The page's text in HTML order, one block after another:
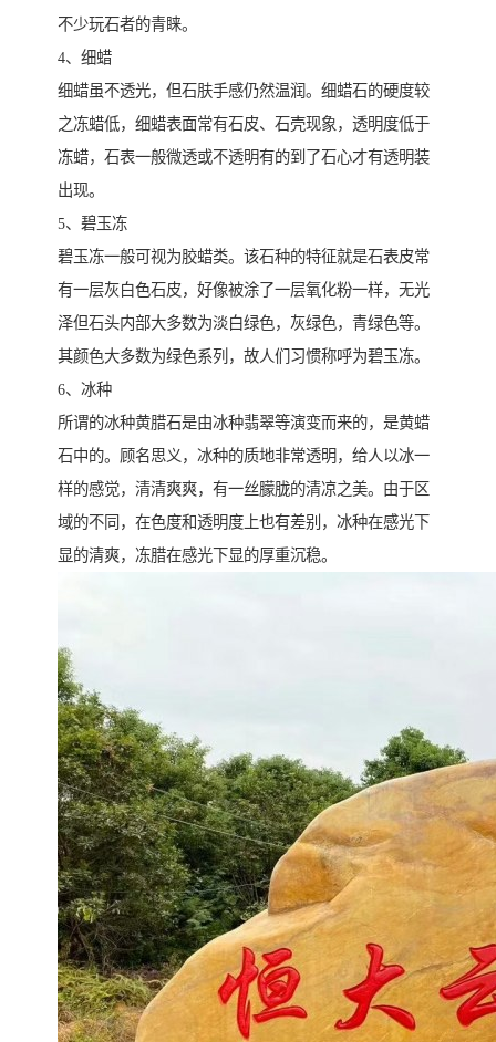
不少玩石者的青睐。
4、细蜡
细蜡虽不透光，但石肤手感仍然温润。细蜡石的硬度较
之冻蜡低，细蜡表面常有石皮、石壳现象，透明度低于
冻蜡，石表一般微透或不透明有的到了石心才有透明装
出现。
5、碧玉冻
碧玉冻一般可视为胶蜡类。该石种的特征就是石表皮常
有一层灰白色石皮，好像被涂了一层氧化粉一样，无光
泽但石头内部大多数为淡白绿色，灰绿色，青绿色等。
其颜色大多数为绿色系列，故人们习惯称呼为碧玉冻。
6、冰种
所谓的冰种黄腊石是由冰种翡翠等演变而来的，是黄蜡
石中的。顾名思义，冰种的质地非常透明，给人以冰一
样的感觉，清清爽爽，有一丝朦胧的清凉之美。由于区
域的不同，在色度和透明度上也有差别，冰种在感光下
显的清爽，冻腊在感光下显的厚重沉稳。